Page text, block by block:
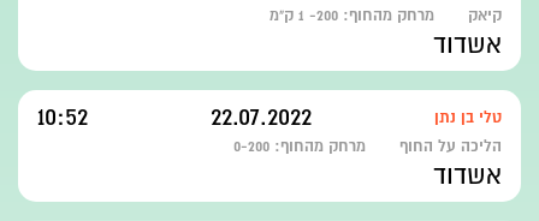
קיאק מרחק מהחוף: 200- 1 ק"מ
אשדוד
טלי בן נתן 22.07.2022
10:52
הליכה על החוף מרחק מהחוף: 0-200
אשדוד